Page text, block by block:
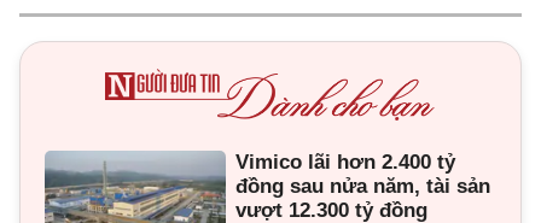
Vimico lãi hơn 2.400 tỷ
đồng sau nửa năm, tài sản
vượt 12.300 tỷ đồng